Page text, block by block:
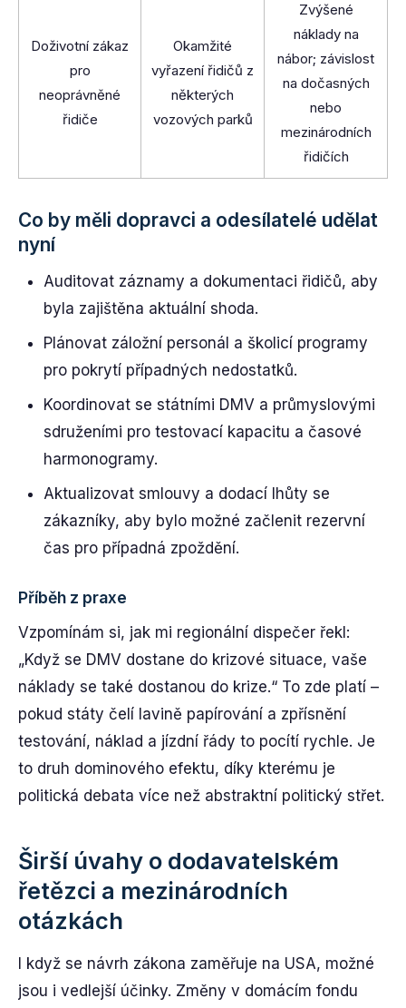
Doživotní zákaz
pro
neoprávněné
řidiče
Okamžité
vyřazení řidičů z
některých
vozových parků
Zvýšené
náklady na
nábor; závislost
na dočasných
nebo
mezinárodních
řidičích
Co by měli dopravci a odesílatelé udělat
nyní
Auditovat záznamy a dokumentaci řidičů, aby
byla zajištěna aktuální shoda.
Plánovat záložní personál a školicí programy
pro pokrytí případných nedostatků.
Koordinovat se státními DMV a průmyslovými
sdruženími pro testovací kapacitu a časové
harmonogramy.
Aktualizovat smlouvy a dodací lhůty se
zákazníky, aby bylo možné začlenit rezervní
čas pro případná zpoždění.
Příběh z praxe
Vzpomínám si, jak mi regionální dispečer řekl:
„Když se DMV dostane do krizové situace, vaše
náklady se také dostanou do krize.“ To zde platí –
pokud státy čelí lavině papírování a zpřísnění
testování, náklad a jízdní řády to pocítí rychle. Je
to druh dominového efektu, díky kterému je
politická debata více než abstraktní politický střet.
Širší úvahy o dodavatelském
řetězci a mezinárodních
otázkách
I když se návrh zákona zaměřuje na USA, možné
jsou i vedlejší účinky. Změny v domácím fondu